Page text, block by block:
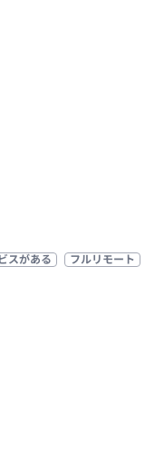
スがある フルリモート